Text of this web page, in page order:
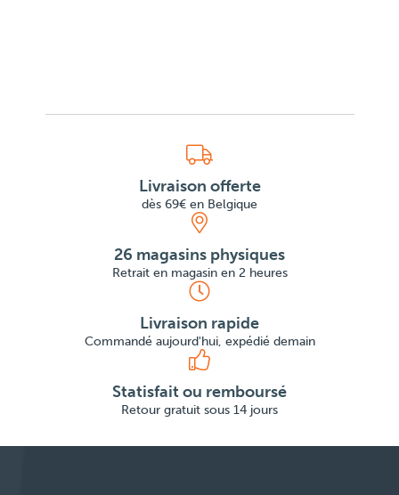
Livraison offerte
dès 69€ en Belgique
26 magasins physiques
Retrait en magasin en 2 heures
Livraison rapide
Commandé aujourd'hui, expédié demain
Statisfait ou remboursé
Retour gratuit sous 14 jours